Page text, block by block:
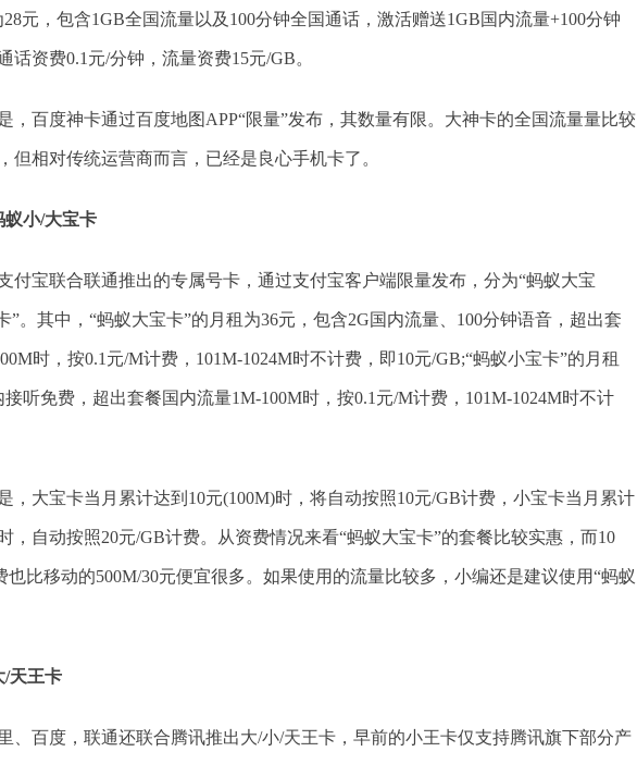
元，包含1GB全国流量以及100分钟全国通话，激活赠送1GB国内流量+100分钟
话资费0.1元/分钟，流量资费15元/GB。
，百度神卡通过百度地图APP“限量”发布，其数量有限。大神卡的全国流量量比较
但相对传统运营商而言，已经是良心手机卡了。
蚁小/大宝卡
付宝联合联通推出的专属号卡，通过支付宝客户端限量发布，分为“蚂蚁大宝
”。其中，“蚂蚁大宝卡”的月租为36元，包含2G国内流量、100分钟语音，超出套
时，按0.1元/M计费，101M-1024M时不计费，即10元/GB;“蚂蚁小宝卡”的月租
听免费，超出套餐国内流量1M-100M时，按0.1元/M计费，101M-1024M时不计
，大宝卡当月累计达到10元(100M)时，将自动按照10元/GB计费，小宝卡当月累计
，自动按照20元/GB计费。从资费情况来看“蚂蚁大宝卡”的套餐比较实惠，而10
也比移动的500M/30元便宜很多。如果使用的流量比较多，小编还是建议使用“蚂蚁
/天王卡
、百度，联通还联合腾讯推出大/小/天王卡，早前的小王卡仅支持腾讯旗下部分产